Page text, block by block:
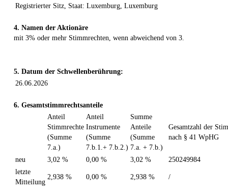
Registrierter Sitz, Staat: Luxemburg, Luxemburg
4. Namen der Aktionäre
mit 3% oder mehr Stimmrechten, wenn abweichend von 3.
5. Datum der Schwellenberührung:
26.06.2026
6. Gesamtstimmrechtsanteile
Anteil
Stimmrechte
(Summe
7.a.)
Anteil
Instrumente
(Summe
7.b.1.+ 7.b.2.)
Summe
Anteile
(Summe
7.a. + 7.b.)
Gesamtzahl der
nach § 41 WpHG
neu 3,02 % 0,00 % 3,02 %
250249984
letzte
Mitteilung
2,938 % 0,00 % 2,938 % /